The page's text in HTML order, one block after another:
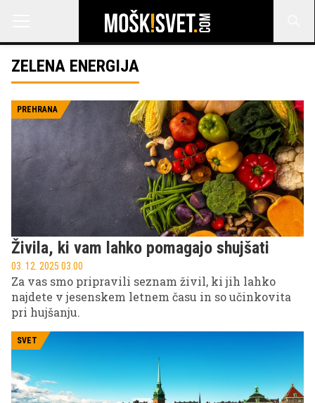
ZELENA ENERGIJA
PREHRANA
Živila, ki vam lahko pomagajo shujšati
03. 12. 2025 03.00
Za vas smo pripravili seznam živil, ki jih lahko
najdete v jesenskem letnem času in so učinkovita
pri hujšanju.
SVET